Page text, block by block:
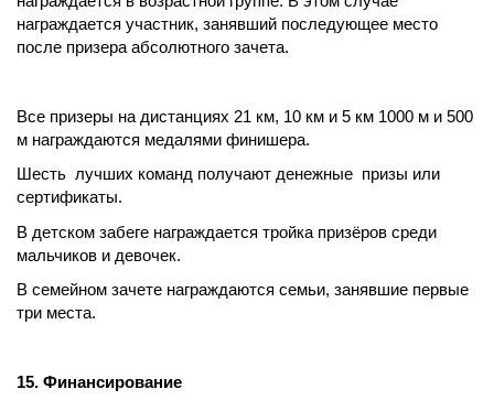
награждается участник, занявший последующее место
после призера абсолютного зачета.
Все призеры на дистанциях 21 км, 10 км и 5 км 1000 м и 500
м награждаются медалями финишера.
Шесть лучших команд получают денежные призы или
сертификаты.
В детском забеге награждается тройка призёров среди
мальчиков и девочек.
В семейном зачете награждаются семьи, занявшие первые
три места.
15. Финансирование